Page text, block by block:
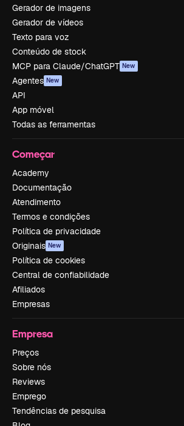
Gerador de imagens
Gerador de vídeos
Texto para voz
Conteúdo de stock
MCP para Claude/ChatGPT New
Agentes New
API
App móvel
Todas as ferramentas
Começar
Academy
Documentação
Atendimento
Termos e condições
Política de privacidade
Originais New
Política de cookies
Central de confiabilidade
Afiliados
Empresas
Empresa
Preços
Sobre nós
Reviews
Emprego
Tendências de pesquisa